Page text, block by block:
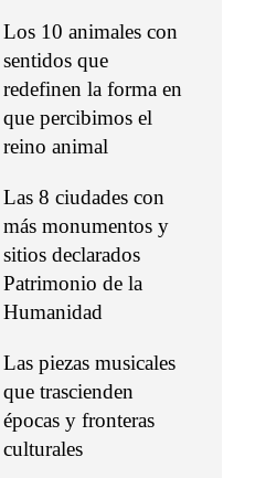
Los 10 animales con
sentidos que
redefinen la forma en
que percibimos el
reino animal
Las 8 ciudades con
más monumentos y
sitios declarados
Patrimonio de la
Humanidad
Las piezas musicales
que trascienden
épocas y fronteras
culturales